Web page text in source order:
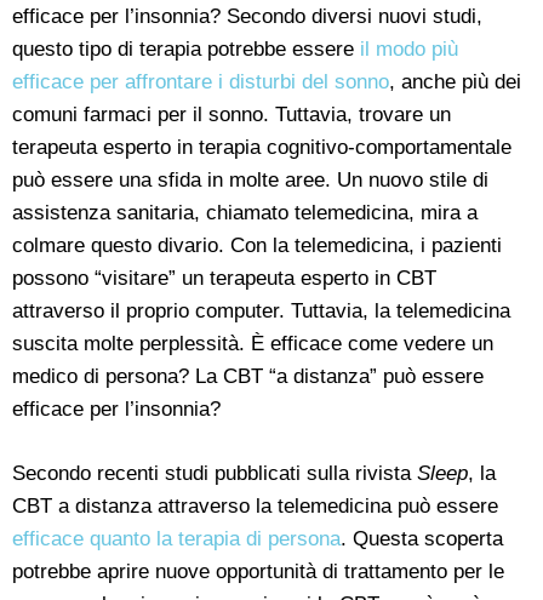
efficace per l’insonnia? Secondo diversi nuovi studi,
questo tipo di terapia potrebbe essere il modo più
efficace per affrontare i disturbi del sonno, anche più dei
comuni farmaci per il sonno. Tuttavia, trovare un
terapeuta esperto in terapia cognitivo-comportamentale
può essere una sfida in molte aree. Un nuovo stile di
assistenza sanitaria, chiamato telemedicina, mira a
colmare questo divario. Con la telemedicina, i pazienti
possono “visitare” un terapeuta esperto in CBT
attraverso il proprio computer. Tuttavia, la telemedicina
suscita molte perplessità. È efficace come vedere un
medico di persona? La CBT “a distanza” può essere
efficace per l’insonnia?
Secondo recenti studi pubblicati sulla rivista Sleep, la
CBT a distanza attraverso la telemedicina può essere
efficace quanto la terapia di persona. Questa scoperta
potrebbe aprire nuove opportunità di trattamento per le